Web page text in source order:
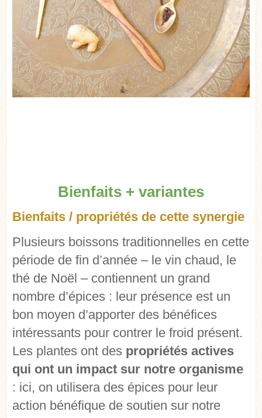
Bienfaits + variantes
Bienfaits / propriétés de cette synergie
Plusieurs boissons traditionnelles en cette
période de fin d’année – le vin chaud, le
thé de Noël – contiennent un grand
nombre d’épices : leur présence est un
bon moyen d’apporter des bénéfices
intéressants pour contrer le froid présent.
Les plantes ont des propriétés actives
qui ont un impact sur notre organisme
: ici, on utilisera des épices pour leur
action bénéfique de soutien sur notre